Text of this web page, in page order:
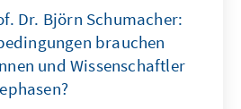
Dr. Björn Schumacher:
brauchen
und Wissenschaftler